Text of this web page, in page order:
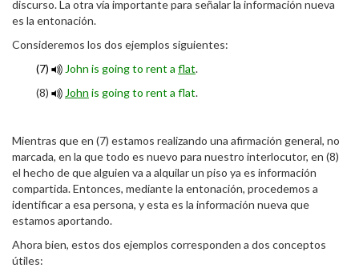
discurso. La otra vía importante para señalar la información nueva
es la entonación.
Consideremos los dos ejemplos siguientes:
(7)
John is going to rent a flat.
(8)
John is going to rent a flat.
Mientras que en (7) estamos realizando una afirmación general, no
marcada, en la que todo es nuevo para nuestro interlocutor, en (8)
el hecho de que alguien va a alquilar un piso ya es información
compartida. Entonces, mediante la entonación, procedemos a
identificar a esa persona, y esta es la información nueva que
estamos aportando.
Ahora bien, estos dos ejemplos corresponden a dos conceptos
útiles: